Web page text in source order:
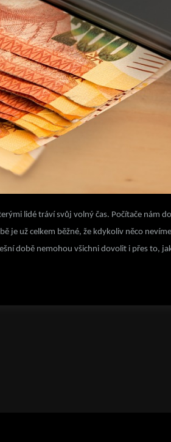
lidé tráví svůj volný čas. Počítače nám
je už celkem běžné, že kdykoliv něco
době nemohou všichni dovolit i přes to,